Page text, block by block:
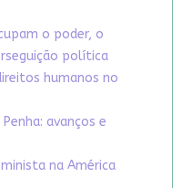
o poder, o
política
humanos no
avanços e
na América